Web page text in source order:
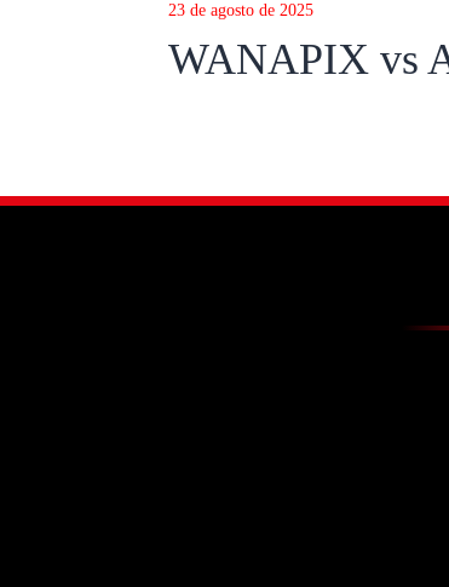
23 de agosto de 2025
WANAPIX vs